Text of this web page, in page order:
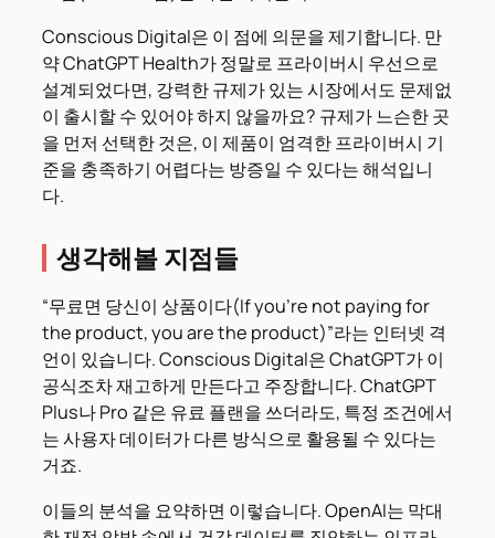
Conscious Digital은 이 점에 의문을 제기합니다. 만
약 ChatGPT Health가 정말로 프라이버시 우선으로
설계되었다면, 강력한 규제가 있는 시장에서도 문제없
이 출시할 수 있어야 하지 않을까요? 규제가 느슨한 곳
을 먼저 선택한 것은, 이 제품이 엄격한 프라이버시 기
준을 충족하기 어렵다는 방증일 수 있다는 해석입니
다.
생각해볼 지점들
“무료면 당신이 상품이다(If you’re not paying for
the product, you are the product)”라는 인터넷 격
언이 있습니다. Conscious Digital은 ChatGPT가 이
공식조차 재고하게 만든다고 주장합니다. ChatGPT
Plus나 Pro 같은 유료 플랜을 쓰더라도, 특정 조건에서
는 사용자 데이터가 다른 방식으로 활용될 수 있다는
거죠.
이들의 분석을 요약하면 이렇습니다. OpenAI는 막대